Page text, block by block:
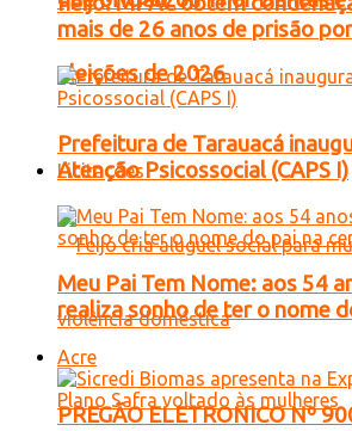
eleições de 2026
Licitações
PREGÃO ELETRONICO Nº
mais de 26 anos de prisão
Prefeitura de Tarauacá
Atenção Psicossocial (CAPS I)
Meu Pai Tem Nome: aos 54
realiza sonho de ter o nome
Acre